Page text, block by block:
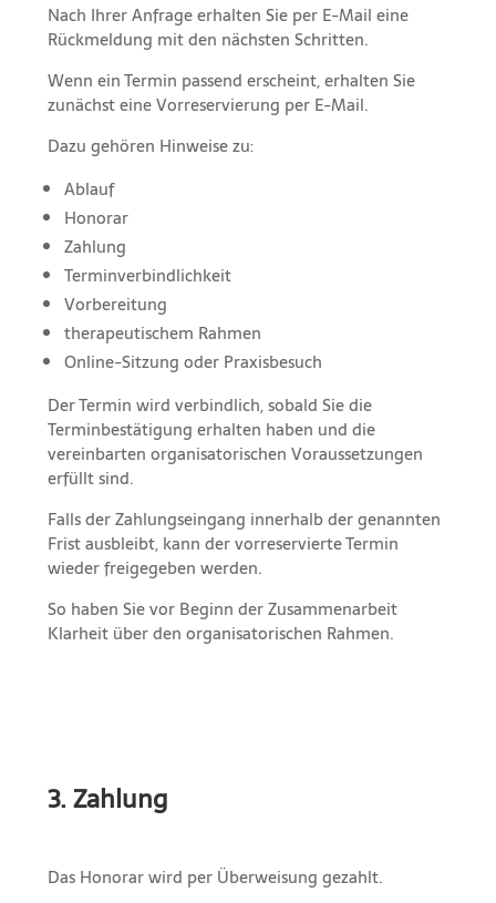
Nach Ihrer Anfrage erhalten Sie per E-Mail eine
Rückmeldung mit den nächsten Schritten.
Wenn ein Termin passend erscheint, erhalten Sie
zunächst eine Vorreservierung per E-Mail.
Dazu gehören Hinweise zu:
Ablauf
Honorar
Zahlung
Terminverbindlichkeit
Vorbereitung
therapeutischem Rahmen
Online-Sitzung oder Praxisbesuch
Der Termin wird verbindlich, sobald Sie die
Terminbestätigung erhalten haben und die
vereinbarten organisatorischen Voraussetzungen
erfüllt sind.
Falls der Zahlungseingang innerhalb der genannten
Frist ausbleibt, kann der vorreservierte Termin
wieder freigegeben werden.
So haben Sie vor Beginn der Zusammenarbeit
Klarheit über den organisatorischen Rahmen.
3. Zahlung
Das Honorar wird per Überweisung gezahlt.